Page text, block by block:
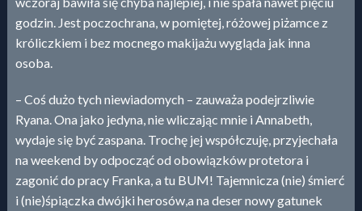
godzin. Jest poczochrana, w pomiętej, różowej piżamce z
króliczkiem i bez mocnego makijażu wygląda jak inna
osoba.
– Coś dużo tych niewiadomych – zauważa podejrzliwie
Ryana. Ona jako jedyna, nie wliczając mnie i Annabeth,
wydaje się być zaspana. Trochę jej współczuję, przyjechała
na weekend by odpocząć od obowiązków protetora i
zagonić do pracy Franka, a tu BUM! Tajemnicza (nie) śmierć
i (nie)śpiączka dwójki herosów,a na deser nowy gatunek